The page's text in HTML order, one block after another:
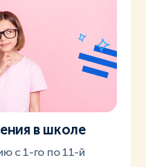
в школе
с 1-го по 11-й